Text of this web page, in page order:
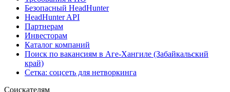
Безопасный HeadHunter
HeadHunter API
Партнерам
Инвесторам
Каталог компаний
Поиск по вакансиям в Аге-Хангиле (Забайкальский
край)
Сетка: соцсеть для нетворкинга
Соискателям